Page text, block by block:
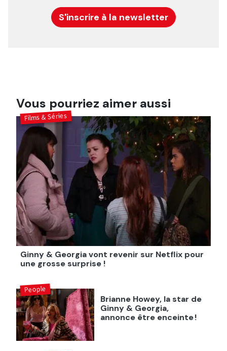
S'inscrire à la newsletter
Vous pourriez aimer aussi
Ginny & Georgia vont revenir sur Netflix pour
une grosse surprise !
Films & Séries
Brianne Howey, la star de
Ginny & Georgia,
annonce être enceinte !
People